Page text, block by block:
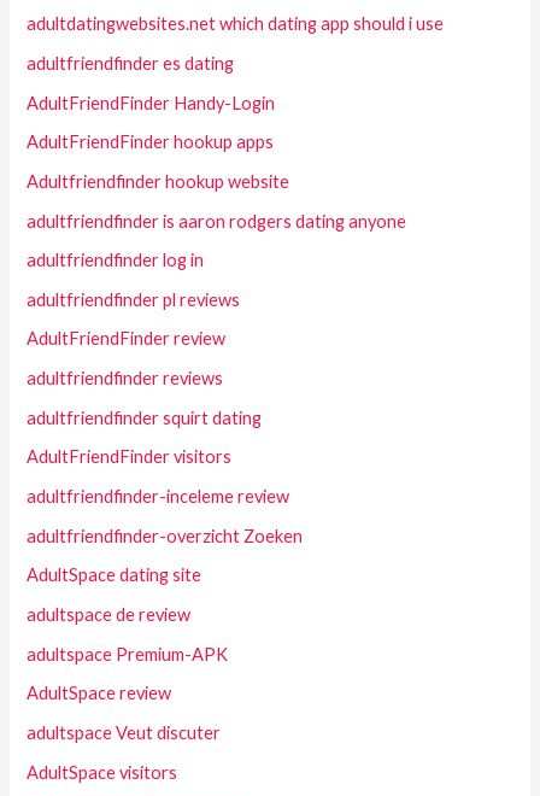
adultdatingwebsites.net which dating app should i use
adultfriendfinder es dating
AdultFriendFinder Handy-Login
AdultFriendFinder hookup apps
Adultfriendfinder hookup website
adultfriendfinder is aaron rodgers dating anyone
adultfriendfinder log in
adultfriendfinder pl reviews
AdultFriendFinder review
adultfriendfinder reviews
adultfriendfinder squirt dating
AdultFriendFinder visitors
adultfriendfinder-inceleme review
adultfriendfinder-overzicht Zoeken
AdultSpace dating site
adultspace de review
adultspace Premium-APK
AdultSpace review
adultspace Veut discuter
AdultSpace visitors